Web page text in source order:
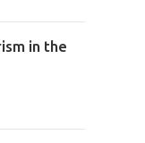
in the